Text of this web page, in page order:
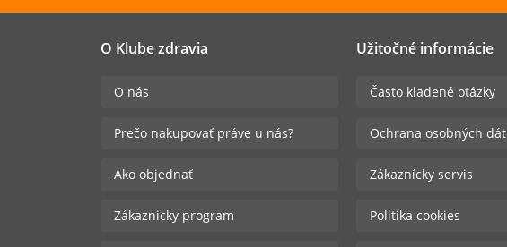
O Klube zdravia
O nás
Prečo nakupovať práve u nás?
Ako objednať
Zákaznicky program
Užitočné informácie
Často kladené otázky
Ochrana osobných dát
Zákaznícky servis
Politika cookies